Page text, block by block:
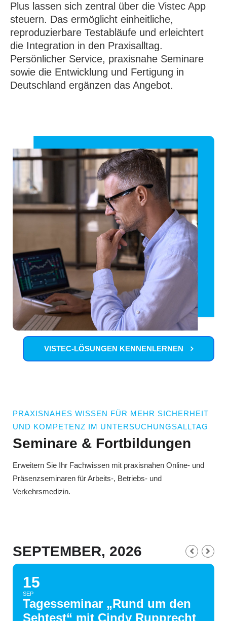
Plus lassen sich zentral über die Vistec App
steuern. Das ermöglicht einheitliche,
reproduzierbare Testabläufe und erleichtert
die Integration in den Praxisalltag.
Persönlicher Service, praxisnahe Seminare
sowie die Entwicklung und Fertigung in
Deutschland ergänzen das Angebot.
VISTEC-LÖSUNGEN KENNENLERNEN
PRAXISNAHES WISSEN FÜR MEHR SICHERHEIT
UND KOMPETENZ IM UNTERSUCHUNGSALLTAG
Seminare & Fortbildungen
Erweitern Sie Ihr Fachwissen mit praxisnahen Online- und
Präsenzseminaren für Arbeits-, Betriebs- und
Verkehrsmedizin.
SEPTEMBER, 2026
15
SEP
Tagesseminar „Rund um den
Sehtest“ mit Cindy Rupprecht